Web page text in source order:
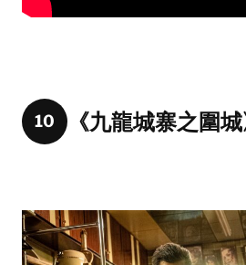
10 《九龍城寨之圍